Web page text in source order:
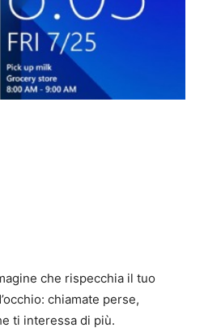
che rispecchia il tuo
chiamate perse,
ti interessa di più.